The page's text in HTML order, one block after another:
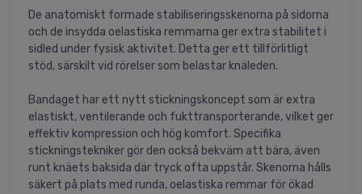
De anatomiskt formade stabiliseringsskenorna på sidorna
och de insydda oelastiska remmarna ger extra stabilitet i
sidled under fysisk aktivitet. Detta ger ett tillförlitligt
stöd, särskilt vid rörelser som belastar knäleden.
Bandaget har ett nytt stickningskoncept som är extra
elastiskt, ventilerande och fukttransporterande, vilket ger
effektiv kompression och hög komfort. Specifika
stickningstekniker gör den också bekväm att bära, även
runt knäets baksida där tryck ofta uppstår. Skenorna hålls
säkert på plats med runda, oelastiska remmar för ökad